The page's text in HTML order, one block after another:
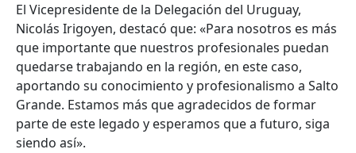
El Vicepresidente de la Delegación del Uruguay,
Nicolás Irigoyen, destacó que: «Para nosotros es más
que importante que nuestros profesionales puedan
quedarse trabajando en la región, en este caso,
aportando su conocimiento y profesionalismo a Salto
Grande. Estamos más que agradecidos de formar
parte de este legado y esperamos que a futuro, siga
siendo así».